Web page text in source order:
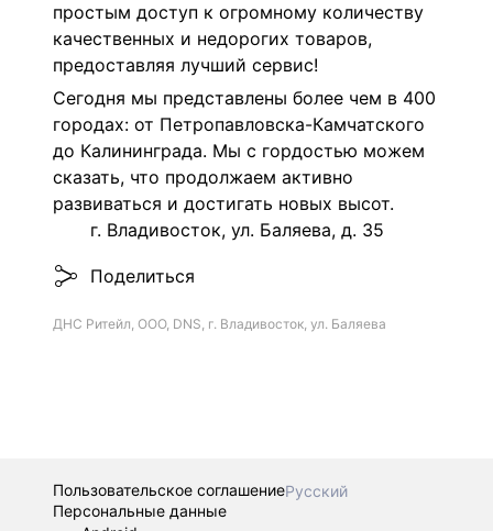
простым доступ к огромному количеству
качественных и недорогих товаров,
предоставляя лучший сервис!
Сегодня мы представлены более чем в 400
городах: от Петропавловска-Камчатского
до Калининграда. Мы с гордостью можем
сказать, что продолжаем активно
развиваться и достигать новых высот.
г. Владивосток, ул. Баляева, д. 35
Поделиться
ДНС Ритейл, ООО, DNS, г. Владивосток, ул. Баляева
Пользовательское соглашениеРусский
Персональные данные